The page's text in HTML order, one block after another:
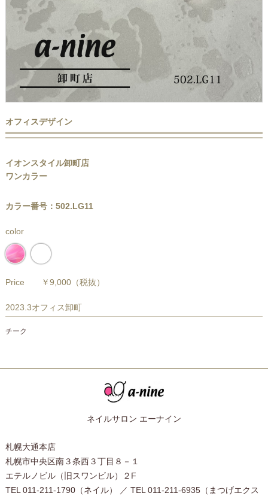
オフィスデザイン
イオンスタイル卸町店
ワンカラー
カラー番号：502.LG11
color
Price ￥9,000（税抜）
2023.3オフィス卸町
チーク
ネイルサロン エーナイン
札幌大通本店
札幌市中央区南３条西３丁目８－１
エテルノビル（旧スワンビル）２F
TEL 011-211-1790（ネイル） ／ TEL 011-211-6935（まつげエクス